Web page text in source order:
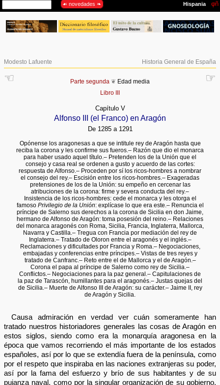
Modesto Lafuente Historia General de España
☜ ☞
Parte segunda ❦ Edad media
Libro III
Capítulo V
Alfonso III (el Franco) en Aragón
De 1285 a 1291
Opónense los aragonesas a que se intitule rey de Aragón hasta que
reciba la corona y les confirme sus fueros.– Razón que dio el monarca
para haber usado aquel título.– Pretenden los de la Unión que el
consejo y casa real se ordenen a gusto y acuerdo de las cortes:
respuesta de Alfonso.– Proceden por sí los ricos-hombres a nombrar
el consejo del rey.– Escisión entre los ricos-hombres.– Exageradas
pretensiones de los de la Unión: su empeño en cercenar las
atribuciones de la corona: firme y severa conducta del rey.–
Insistencia de los ricos-hombres: cede el monarca y les otorga el
famoso Privilegio de la Unión: explícase lo que era este.– Renuncia el
príncipe de Salerno sus derechos a la corona de Sicilia en don Jaime,
hermano de Alfonso de Aragón: toma posesión del reino.– Relaciones
del monarca aragonés con Roma, Sicilia, Francia, Inglaterra, Mallorca,
Navarra y Castilla.– Tregua con Francia por mediación del rey de
Inglaterra.– Tratado de Oloron entre el aragonés y el inglés.–
Reclamaciones y dificultades por Francia y Roma.– Negociaciones,
embajadas y conferencias entre príncipes.– Vistas de tres reyes y
tratado de Canfranc.– Reto entre el de Mallorca y el de Aragón.–
Corona el papa al príncipe de Salerno como rey de Sicilia.–
Conflictos.– Negociaciones para la paz general.– Capitulaciones de
la paz de Tarascón, humillantes para el aragonés.– Justas quejas del
de Sicilia.– Muerte de Alfonso III de Aragón: su carácter.– Jaime II, rey
de Aragón y Sicilia.
Causa admiración en verdad ver cuán someramente han
tratado nuestros historiadores generales las cosas de Aragón en
estos siglos, siendo como era la monarquía aragonesa en la
época que vamos recorriendo el más importante de los estados
españoles, así por lo que se extendía fuera de la península, como
por el respeto que inspiraba en las naciones extranjeras su poder,
así por la fama del esfuerzo y brío de sus habitantes y de su
pujanza naval, como por la singular organización de su gobierno,